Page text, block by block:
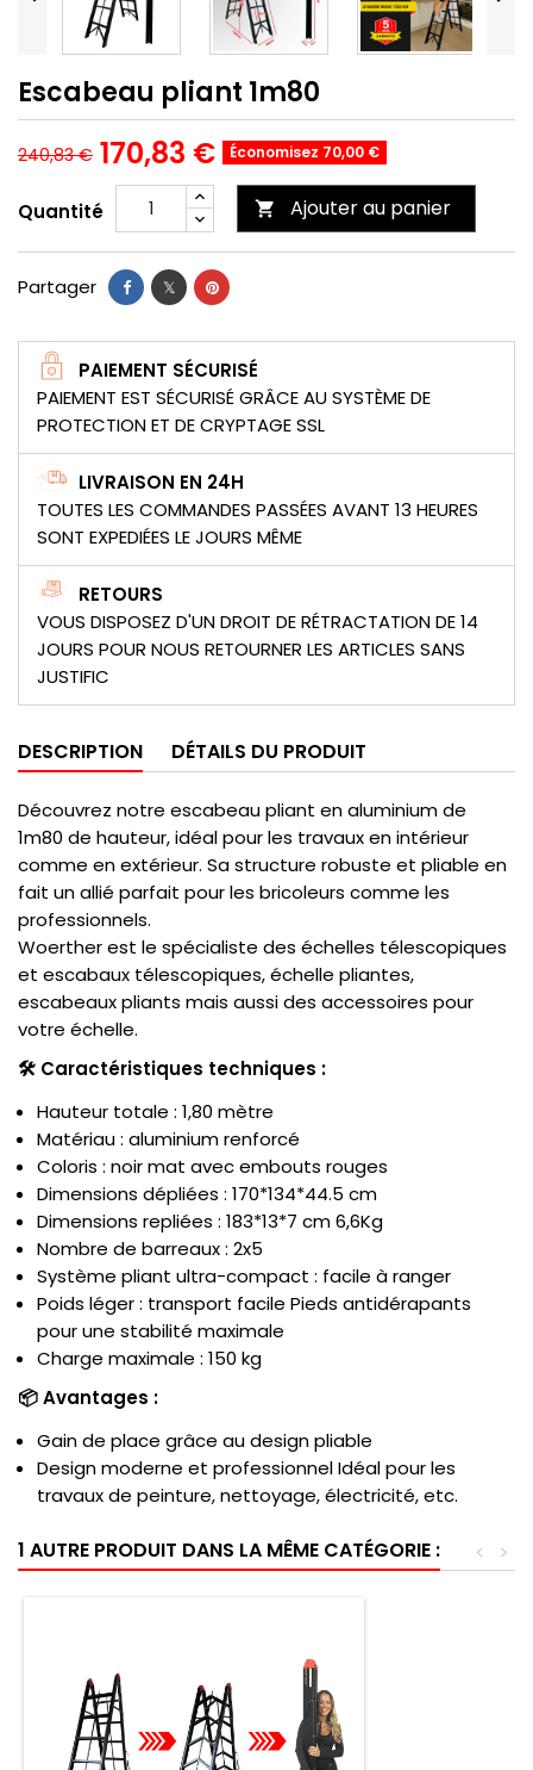
Escabeau pliant 1m80
240,83 € 170,83 € Économisez 70,00 €
Quantité  Ajouter au panier
Partager
PAIEMENT SÉCURISÉ
PAIEMENT EST SÉCURISÉ GRÂCE AU SYSTÈME DE
PROTECTION ET DE CRYPTAGE SSL
LIVRAISON EN 24H
TOUTES LES COMMANDES PASSÉES AVANT 13 HEURES
SONT EXPEDIÉES LE JOURS MÊME
RETOURS
VOUS DISPOSEZ D'UN DROIT DE RÉTRACTATION DE 14
JOURS POUR NOUS RETOURNER LES ARTICLES SANS
JUSTIFIC
DESCRIPTION DÉTAILS DU PRODUIT
Découvrez notre escabeau pliant en aluminium de
1m80 de hauteur, idéal pour les travaux en intérieur
comme en extérieur. Sa structure robuste et pliable en
fait un allié parfait pour les bricoleurs comme les
professionnels.
Woerther est le spécialiste des échelles télescopiques
et escabaux télescopiques, échelle pliantes,
escabeaux pliants mais aussi des accessoires pour
votre échelle.
🛠️ Caractéristiques techniques :
Hauteur totale : 1,80 mètre
Matériau : aluminium renforcé
Coloris : noir mat avec embouts rouges
Dimensions dépliées : 170*134*44.5 cm
Dimensions repliées : 183*13*7 cm 6,6Kg
Nombre de barreaux : 2x5
Système pliant ultra-compact : facile à ranger
Poids léger : transport facile Pieds antidérapants
pour une stabilité maximale
Charge maximale : 150 kg
📦 Avantages :
Gain de place grâce au design pliable
Design moderne et professionnel Idéal pour les
travaux de peinture, nettoyage, électricité, etc.
1 AUTRE PRODUIT DANS LA MÊME CATÉGORIE : >
<